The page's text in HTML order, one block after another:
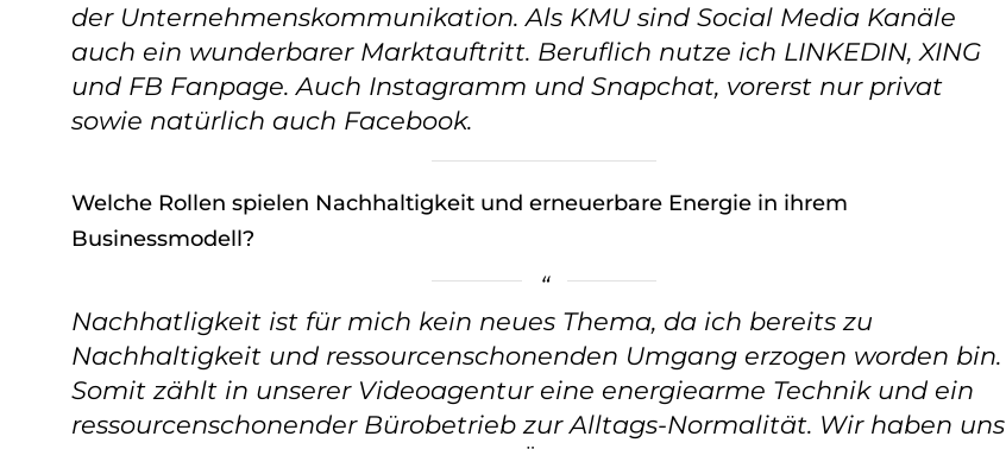
der Unternehmenskommunikation. Als KMU sind Social Media Kanäle
auch ein wunderbarer Marktauftritt. Beruflich nutze ich LINKEDIN, XING
und FB Fanpage. Auch Instagramm und Snapchat, vorerst nur privat
sowie natürlich auch Facebook.
Welche Rollen spielen Nachhaltigkeit und erneuerbare Energie in ihrem
Businessmodell?
Nachhatligkeit ist für mich kein neues Thema, da ich bereits zu
Nachhaltigkeit und ressourcenschonenden Umgang erzogen worden bin.
Somit zählt in unserer Videoagentur eine energiearme Technik und ein
ressourcenschonender Bürobetrieb zur Alltags-Normalität. Wir haben uns